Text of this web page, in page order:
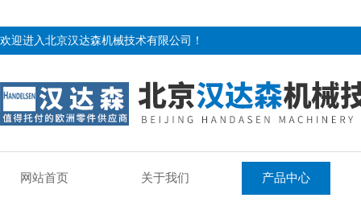
欢迎进入北京汉达森机械技术有限公司！
网站首页 关于我们 产品中心